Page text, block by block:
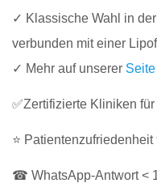
✓ Klassische Wahl in der
verbunden mit einer
✓ Mehr auf unserer
✅Zertifizierte Kliniken
⭐ Patientenzufriedenheit
☎ WhatsApp-Antwort <